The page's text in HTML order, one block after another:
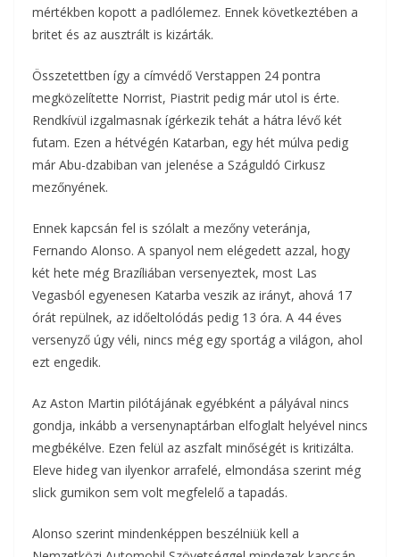
mértékben kopott a padlólemez. Ennek következtében a
britet és az ausztrált is kizárták.
Összetettben így a címvédő Verstappen 24 pontra
megközelítette Norrist, Piastrit pedig már utol is érte.
Rendkívül izgalmasnak ígérkezik tehát a hátra lévő két
futam. Ezen a hétvégén Katarban, egy hét múlva pedig
már Abu-dzabiban van jelenése a Száguldó Cirkusz
mezőnyének.
Ennek kapcsán fel is szólalt a mezőny veteránja,
Fernando Alonso. A spanyol nem elégedett azzal, hogy
két hete még Brazíliában versenyeztek, most Las
Vegasból egyenesen Katarba veszik az irányt, ahová 17
órát repülnek, az időeltolódás pedig 13 óra. A 44 éves
versenyző úgy véli, nincs még egy sportág a világon, ahol
ezt engedik.
Az Aston Martin pilótájának egyébként a pályával nincs
gondja, inkább a versenynaptárban elfoglalt helyével nincs
megbékélve. Ezen felül az aszfalt minőségét is kritizálta.
Eleve hideg van ilyenkor arrafelé, elmondása szerint még
slick gumikon sem volt megfelelő a tapadás.
Alonso szerint mindenképpen beszélniük kell a